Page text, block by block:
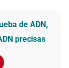
de ADN ,
precisas